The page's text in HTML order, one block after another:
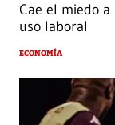
Cae el miedo
uso laboral
ECONOMÍA